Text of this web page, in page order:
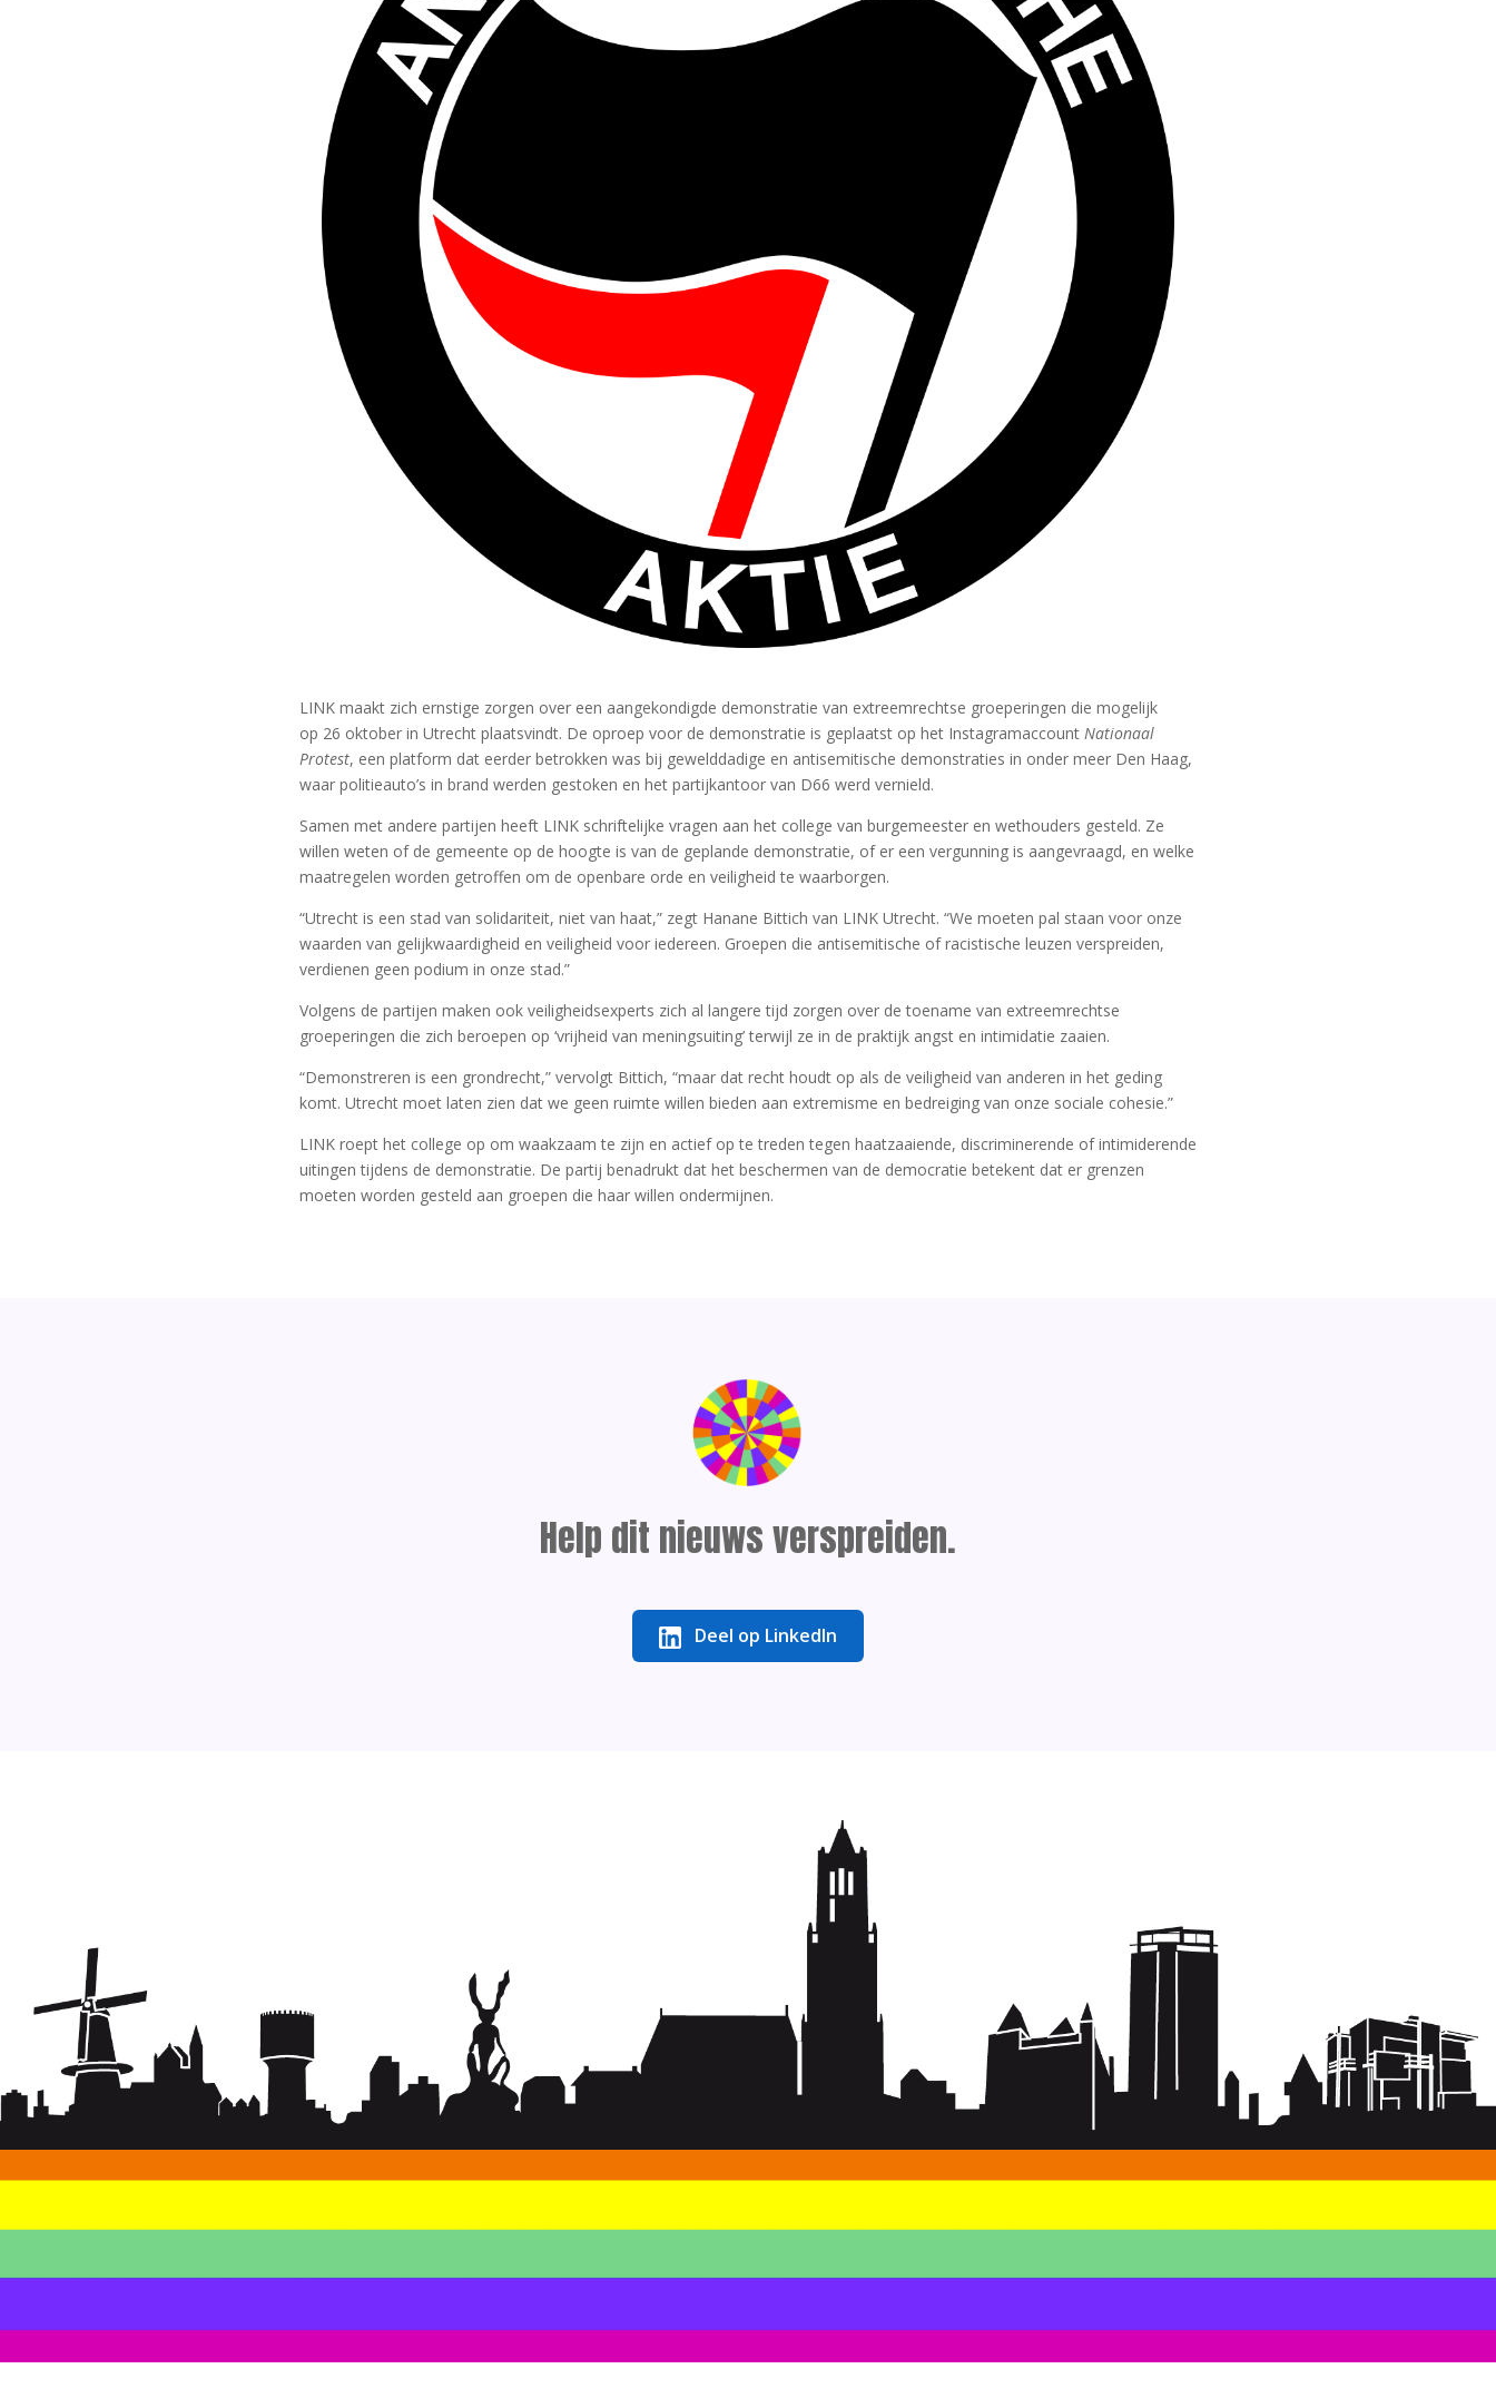
LINK maakt zich ernstige zorgen over een aangekondigde demonstratie van extreemrechtse groeperingen die mogelijk
op 26 oktober in Utrecht plaatsvindt. De oproep voor de demonstratie is geplaatst op het Instagramaccount Nationaal
Protest, een platform dat eerder betrokken was bij gewelddadige en antisemitische demonstraties in onder meer Den Haag,
waar politieauto’s in brand werden gestoken en het partijkantoor van D66 werd vernield.
Samen met andere partijen heeft LINK schriftelijke vragen aan het college van burgemeester en wethouders gesteld. Ze
willen weten of de gemeente op de hoogte is van de geplande demonstratie, of er een vergunning is aangevraagd, en welke
maatregelen worden getroffen om de openbare orde en veiligheid te waarborgen.
“Utrecht is een stad van solidariteit, niet van haat,” zegt Hanane Bittich van LINK Utrecht. “We moeten pal staan voor onze
waarden van gelijkwaardigheid en veiligheid voor iedereen. Groepen die antisemitische of racistische leuzen verspreiden,
verdienen geen podium in onze stad.”
Volgens de partijen maken ook veiligheidsexperts zich al langere tijd zorgen over de toename van extreemrechtse
groeperingen die zich beroepen op ‘vrijheid van meningsuiting’ terwijl ze in de praktijk angst en intimidatie zaaien.
“Demonstreren is een grondrecht,” vervolgt Bittich, “maar dat recht houdt op als de veiligheid van anderen in het geding
komt. Utrecht moet laten zien dat we geen ruimte willen bieden aan extremisme en bedreiging van onze sociale cohesie.”
LINK roept het college op om waakzaam te zijn en actief op te treden tegen haatzaaiende, discriminerende of intimiderende
uitingen tijdens de demonstratie. De partij benadrukt dat het beschermen van de democratie betekent dat er grenzen
moeten worden gesteld aan groepen die haar willen ondermijnen.
Help dit nieuws verspreiden.
Deel op LinkedIn